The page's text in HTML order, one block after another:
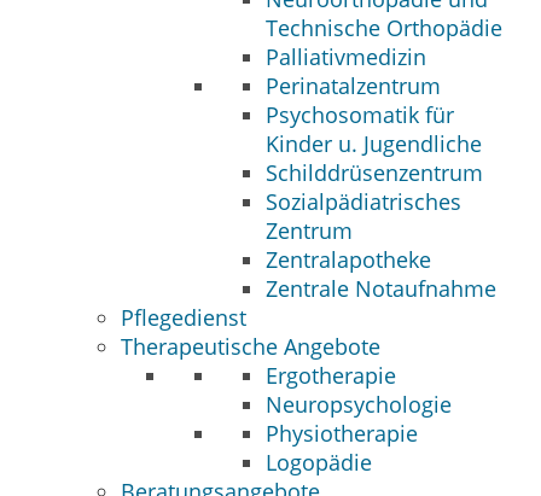
Technische Orthopädie
Palliativmedizin
Perinatalzentrum
Psychosomatik für
Kinder u. Jugendliche
Schilddrüsenzentrum
Sozialpädiatrisches
Zentrum
Zentralapotheke
Zentrale Notaufnahme
Pflegedienst
Therapeutische Angebote
Ergotherapie
Neuropsychologie
Physiotherapie
Logopädie